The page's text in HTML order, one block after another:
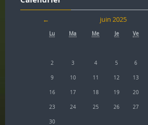
← juin 2025
Lu Ma Me Je Ve
2 3 4 5 6
9 10 11 12 13
16 17 18 19 20
23 24 25 26 27
30